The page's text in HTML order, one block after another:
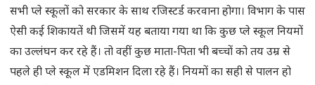
सभी प्ले स्कूलों को सरकार के साथ रजिस्टर्ड करवाना होगा। विभाग के पास
ऐसी कई शिकायतें थी जिसमें यह बताया गया था कि कुछ प्ले स्कूल नियमों
का उल्लंघन कर रहे हैं। तो वहीं कुछ माता-पिता भी बच्चों को तय उम्र से
पहले ही प्ले स्कूल में एडमिशन दिला रहे हैं। नियमों का सही से पालन हो